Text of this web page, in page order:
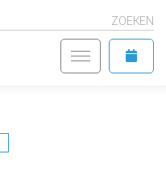
ZOEKEN